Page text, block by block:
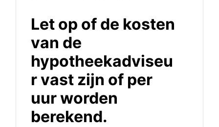
Let op of de kosten
van de
hypotheekadviseu
r vast zijn of per
uur worden
berekend.